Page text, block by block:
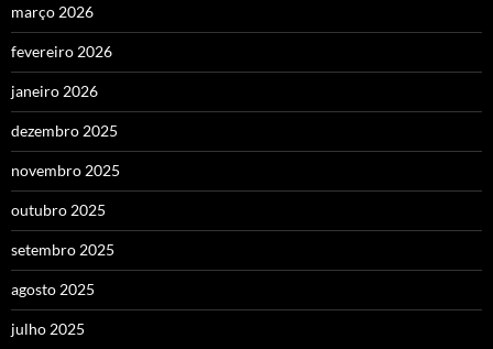
março 2026
fevereiro 2026
janeiro 2026
dezembro 2025
novembro 2025
outubro 2025
setembro 2025
agosto 2025
julho 2025